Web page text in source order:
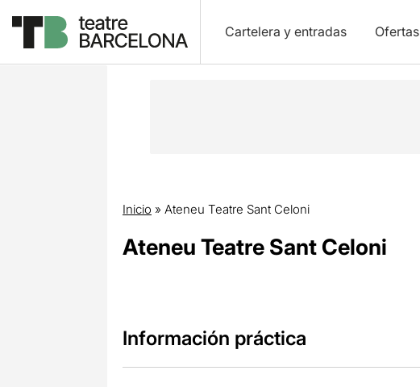
Cartelera y entradas Ofertas
Inicio » Ateneu Teatre Sant Celoni
Ateneu Teatre Sant Celoni
Información práctica